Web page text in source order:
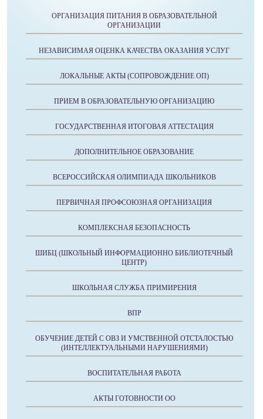
ОРГАНИЗАЦИЯ ПИТАНИЯ В ОБРАЗОВАТЕЛЬНОЙ
ОРГАНИЗАЦИИ
НЕЗАВИСИМАЯ ОЦЕНКА КАЧЕСТВА ОКАЗАНИЯ УСЛУГ
ЛОКАЛЬНЫЕ АКТЫ (СОПРОВОЖДЕНИЕ ОП)
ПРИЕМ В ОБРАЗОВАТЕЛЬНУЮ ОРГАНИЗАЦИЮ
ГОСУДАРСТВЕННАЯ ИТОГОВАЯ АТТЕСТАЦИЯ
ДОПОЛНИТЕЛЬНОЕ ОБРАЗОВАНИЕ
ВСЕРОССИЙСКАЯ ОЛИМПИАДА ШКОЛЬНИКОВ
ПЕРВИЧНАЯ ПРОФСОЮЗНАЯ ОРГАНИЗАЦИЯ
КОМПЛЕКСНАЯ БЕЗОПАСНОСТЬ
ШИБЦ (ШКОЛЬНЫЙ ИНФОРМАЦИОННО БИБЛИОТЕЧНЫЙ
ЦЕНТР)
ШКОЛЬНАЯ СЛУЖБА ПРИМИРЕНИЯ
ВПР
ОБУЧЕНИЕ ДЕТЕЙ С ОВЗ И УМСТВЕННОЙ ОТСТАЛОСТЬЮ
(ИНТЕЛЛЕКТУАЛЬНЫМИ НАРУШЕНИЯМИ)
ВОСПИТАТЕЛЬНАЯ РАБОТА
АКТЫ ГОТОВНОСТИ ОО